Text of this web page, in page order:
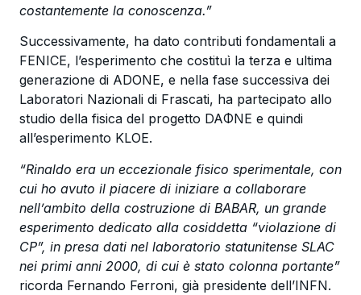
costantemente la conoscenza.”
Successivamente, ha dato contributi fondamentali a
FENICE, l’esperimento che costituì la terza e ultima
generazione di ADONE, e nella fase successiva dei
Laboratori Nazionali di Frascati, ha partecipato allo
studio della fisica del progetto DAΦNE e quindi
all’esperimento KLOE.
“Rinaldo era un eccezionale fisico sperimentale, con
cui ho avuto il piacere di iniziare a collaborare
nell’ambito della costruzione di BABAR, un grande
esperimento dedicato alla cosiddetta “violazione di
CP”, in presa dati nel laboratorio statunitense SLAC
nei primi anni 2000, di cui è stato colonna portante”
ricorda Fernando Ferroni, già presidente dell’INFN.